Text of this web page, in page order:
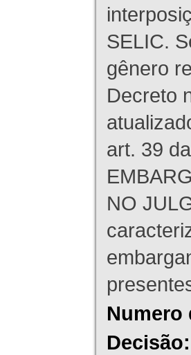
SELIC.
gênero
Decreto
art. 39
NO
Numero
Decisão: